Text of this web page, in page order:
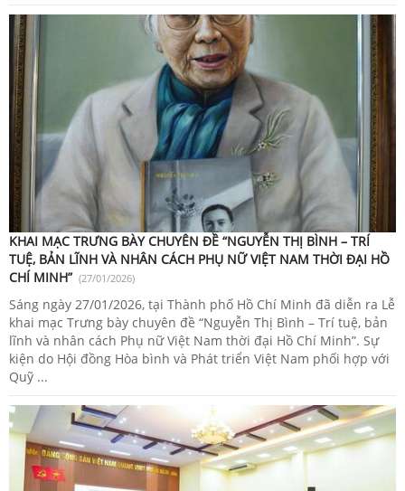
KHAI MẠC TRƯNG BÀY CHUYÊN ĐỀ “NGUYỄN THỊ BÌNH – TRÍ
TUỆ, BẢN LĨNH VÀ NHÂN CÁCH PHỤ NỮ VIỆT NAM THỜI ĐẠI HỒ
CHÍ MINH” (27/01/2026)
Sáng ngày 27/01/2026, tại Thành phố Hồ Chí Minh đã diễn ra Lễ
khai mạc Trưng bày chuyên đề “Nguyễn Thị Bình – Trí tuệ, bản
lĩnh và nhân cách Phụ nữ Việt Nam thời đại Hồ Chí Minh”. Sự
kiện do Hội đồng Hòa bình và Phát triển Việt Nam phối hợp với
Quỹ ...